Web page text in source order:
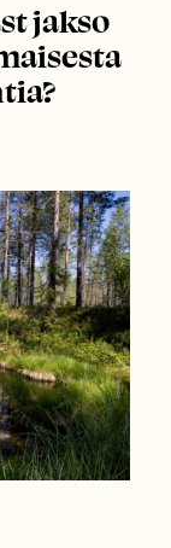
jakso